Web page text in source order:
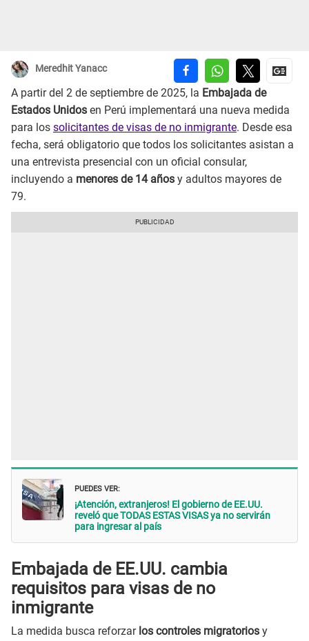
Meredhit Yanacc
A partir del 2 de septiembre de 2025, la Embajada de
Estados Unidos en Perú implementará una nueva medida
para los solicitantes de visas de no inmigrante. Desde esa
fecha, será obligatorio que todos los solicitantes asistan a
una entrevista presencial con un oficial consular,
incluyendo a menores de 14 años y adultos mayores de
79.
PUEDES VER:
¡Atención, extranjeros! El gobierno de EE.UU.
reveló que TODAS ESTAS VISAS ya no servirán
para ingresar al país
Embajada de EE.UU. cambia
requisitos para visas de no
inmigrante
La medida busca reforzarlos controles migratorios y